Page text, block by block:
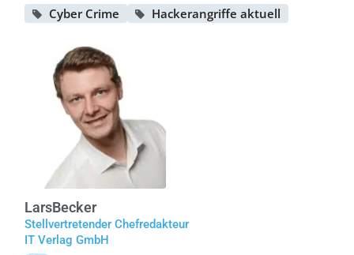
Cyber Crime Hackerangriffe aktuell
LarsBecker
Stellvertretender Chefredakteur
IT Verlag GmbH